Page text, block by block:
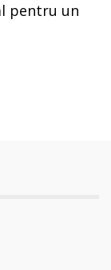
pentru un